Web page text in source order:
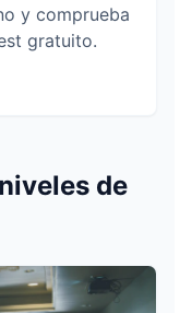
y comprueba
gratuito.
niveles de